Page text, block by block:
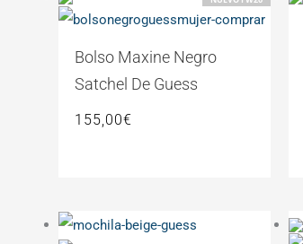
Bolso Maxine Negro
Satchel De Guess
155,00€